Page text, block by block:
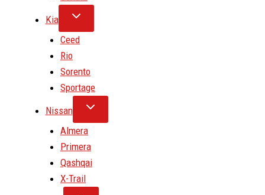
Kia
Ceed
Rio
Sorento
Sportage
Nissan
Almera
Primera
Qashqai
X-Trail